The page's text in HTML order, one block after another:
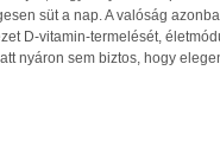
süt a nap. A valóság
D-vitamin-termelését,
nyáron sem biztos, hogy